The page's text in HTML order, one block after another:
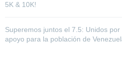
5K & 10K!
Superemos juntos el 7.5: Unidos
apoyo para la población de